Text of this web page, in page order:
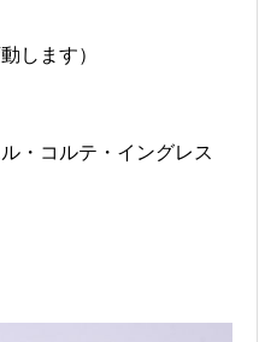
します）
・コルテ・イングレス